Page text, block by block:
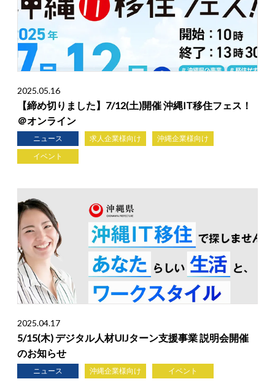
2025.05.16
【締め切りました】7/12(土)開催 沖縄IT移住フェス！
＠オンライン
ニュース 求人企業様向け
沖縄企業様向け
イベント
2025.04.17
5/15(木) デジタル人材UIJターン支援事業 説明会開催
のお知らせ
ニュース 沖縄企業様向け イベント